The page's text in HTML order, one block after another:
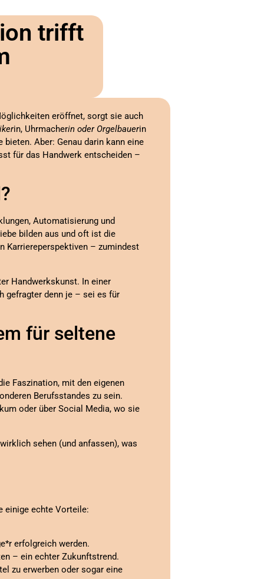
trifft
eröffnet, sorgt sie auch
in, Uhrmacherin oder Orgelbauerin
Aber: Genau darin kann eine
für das Handwerk entscheiden –
Automatisierung und
bilden aus und oft ist die
Karriereperspektiven – zumindest
Handwerkskunst. In einer
gefragter denn je – sei es für
für seltene
Faszination, mit den eigenen
Berufsstandes zu sein.
oder über Social Media, wo sie
sehen (und anfassen), was
einige echte Vorteile:
erfolgreich werden.
– ein echter Zukunftstrend.
zu erwerben oder sogar eine